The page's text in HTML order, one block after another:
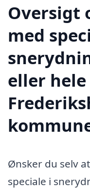
Oversigt
med
eller hele
Ønsker du selv
speciale i